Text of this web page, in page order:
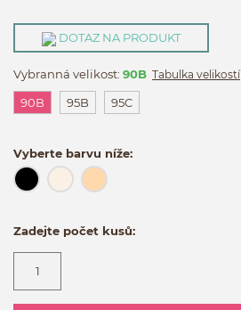
DOTAZ NA PRODUKT
Vybranná velikost: 90B Tabulka velikostí
90B 95B 95C
Vyberte barvu níže:
Zadejte počet kusů: